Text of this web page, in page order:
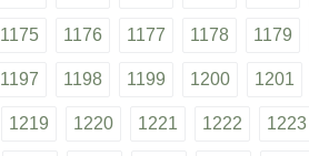
1175 1176 1177 1178 1179
1197 1198 1199 1200 1201
1219 1220 1221 1222 1223